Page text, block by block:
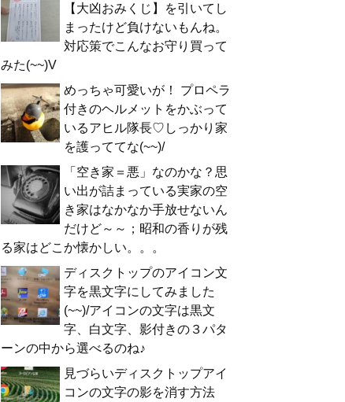
【大凶おみくじ】を引いてし
まったけど負けないもんね。
対応策でこんなお守り買って
みた(~~)V
めっちゃ可愛いが！ プロペラ
付きのヘルメットをかぶって
いるアヒル隊長♡しっかり家
を護っててな(~~)/
「空き家＝悪」なのかな？思
い出が詰まっている実家の空
き家はなかなか手放せないん
だけど～～；昭和の香りが残
る家はどこか懐かしい。。。
ディスクトップのアイコン文
字を黒文字にしてみました
(~~)/アイコンの文字は黒文
字、白文字、影付きの３パタ
ーンの中から選べるのね♪
見づらいディスクトップアイ
コンの文字の影を消す方法